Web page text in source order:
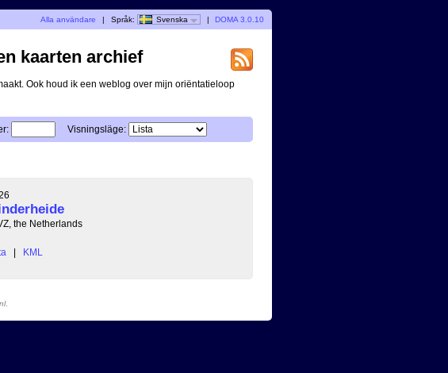
Alla användare | Språk: Svenska | DOMA 3.0.10
kaarten archief
Ook houd ik een weblog over mijn oriëntatieloop
Visningsläge:
the Netherlands
| KML
.